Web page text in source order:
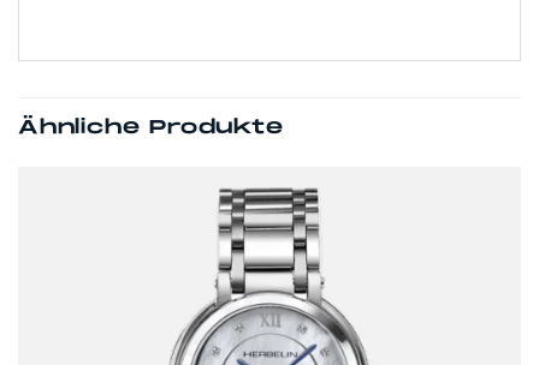
Ähnliche Produkte